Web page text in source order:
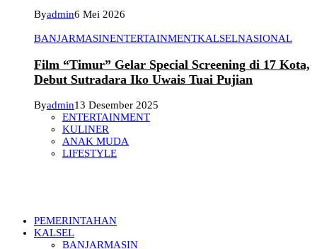
Byadmin6 Mei 2026
BANJARMASINENTERTAINMENTKALSELNASIONAL
Film “Timur” Gelar Special Screening di 17 Kota,
Debut Sutradara Iko Uwais Tuai Pujian
Byadmin13 Desember 2025
ENTERTAINMENT
KULINER
ANAK MUDA
LIFESTYLE
PEMERINTAHAN
KALSEL
BANJARMASIN